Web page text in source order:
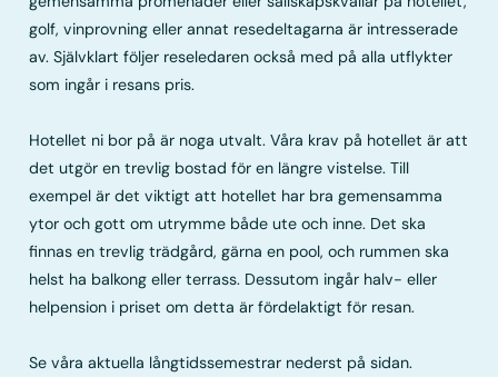
golf, vinprovning eller annat resedeltagarna är intresserade
av. Självklart följer reseledaren också med på alla utflykter
som ingår i resans pris.
Hotellet ni bor på är noga utvalt. Våra krav på hotellet är att
det utgör en trevlig bostad för en längre vistelse. Till
exempel är det viktigt att hotellet har bra gemensamma
ytor och gott om utrymme både ute och inne. Det ska
finnas en trevlig trädgård, gärna en pool, och rummen ska
helst ha balkong eller terrass. Dessutom ingår halv- eller
helpension i priset om detta är fördelaktigt för resan.
Se våra aktuella långtidssemestrar nederst på sidan.